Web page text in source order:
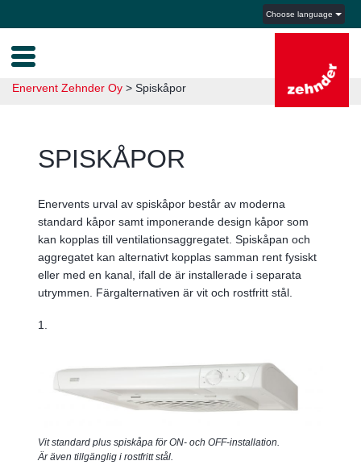
Choose language
Enervent Zehnder Oy > Spiskåpor
SPISKÅPOR
Enervents urval av spiskåpor består av moderna
standard kåpor samt imponerande design kåpor som
kan kopplas till ventilationsaggregatet. Spiskåpan och
aggregatet kan alternativt kopplas samman rent fysiskt
eller med en kanal, ifall de är installerade i separata
utrymmen. Färgalternativen är vit och rostfritt stål.
1.
Vit standard plus spiskåpa för ON- och OFF-installation.
Är även tillgänglig i rostfritt stål.